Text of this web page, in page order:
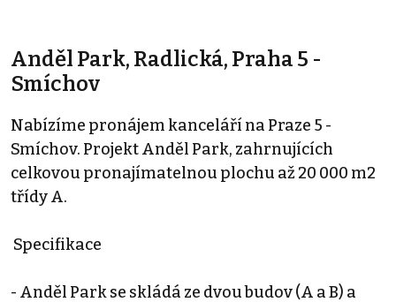
Anděl Park, Radlická, Praha 5 -
Smíchov
Nabízíme pronájem kanceláří na Praze 5 -
Smíchov. Projekt Anděl Park, zahrnujících
celkovou pronajímatelnou plochu až 20 000 m2
třídy A.
Specifikace
- Anděl Park se skládá ze dvou budov (A a B) a